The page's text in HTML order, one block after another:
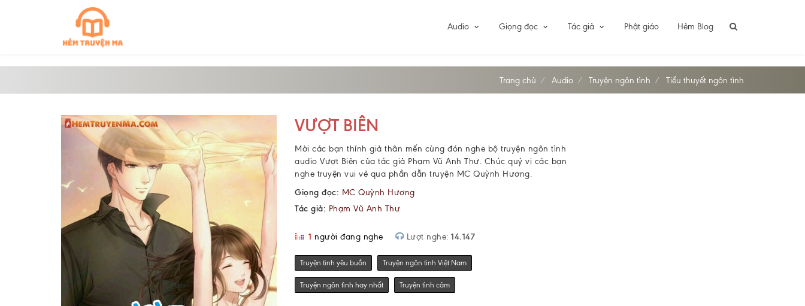
Audio Giọng đọc Tác giả Phật giáo Hẻm Blog
Trang chủ Audio Truyện ngôn tình Tiểu thuyết ngôn tình
VƯỢT BIÊN
Mời các bạn thính giả thân mến cùng đón nghe bộ truyện ngôn tình
audio Vượt Biên của tác giả Phạm Vũ Anh Thư. Chúc quý vị các bạn
nghe truyện vui vẻ qua phần dẫn truyện MC Quỳnh Hương.
Giọng đọc: MC Quỳnh Hương
Tác giả: Phạm Vũ Anh Thư
1 người đang nghe Lượt nghe: 14.147
Truyện tình yêu buồn Truyện ngôn tình Việt Nam
Truyện ngôn tình hay nhất Truyện tình cảm